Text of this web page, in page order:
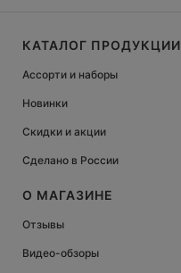
КАТАЛОГ ПРОДУКЦИИ
Ассорти и наборы
Новинки
Скидки и акции
Сделано в России
О МАГАЗИНЕ
Отзывы
Видео-обзоры